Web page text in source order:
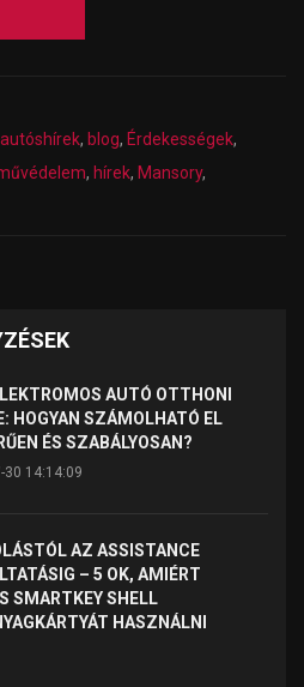
autóshírek, blog, Érdekességek,
, hírek, Mansory,
AUTÓ OTTHONI
HOGYAN SZÁMOLHATÓ EL
ÉS SZABÁLYOSAN?
14:14:09
AZ ASSISTANCE
– 5 OK, AMIÉRT
SMARTKEY SHELL
HASZNÁLNI